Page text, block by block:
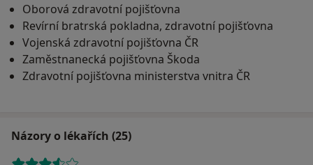
Oborová zdravotní pojišťovna
Revírní bratrská pokladna, zdravotní pojišťovna
Vojenská zdravotní pojišťovna ČR
Zaměstnanecká pojišťovna Škoda
Zdravotní pojišťovna ministerstva vnitra ČR
Názory o lékařích (25)